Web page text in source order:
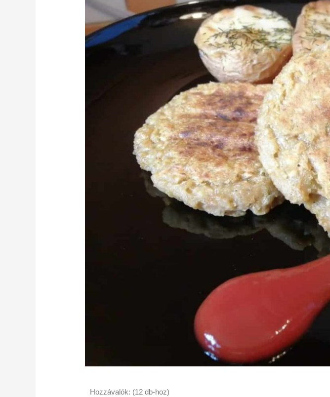
Hozzávalók: (12 db-hoz)